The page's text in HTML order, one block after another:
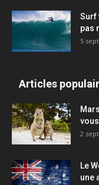
Surf
pas
5
Articles
2
Le
une